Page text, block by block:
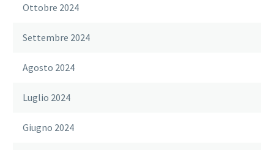
Ottobre 2024
Settembre 2024
Agosto 2024
Luglio 2024
Giugno 2024